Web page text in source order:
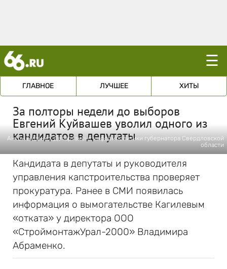
☰
ГЛАВНОЕ ЛУЧШЕЕ ХИТЫ
За полторы недели до выборов
Евгений Куйвашев уволил одного из
кандидатов в депутаты
Антон Буценко, Департамент информполитики губернатора Свердловской
области
Кандидата в депутаты и руководителя
управления капстроительства проверяет
прокуратура. Ранее в СМИ появилась
информация о вымогательстве Кагилевым
«отката» у директора ООО
«СтроймонтажУрал-2000» Владимира
Абраменко.